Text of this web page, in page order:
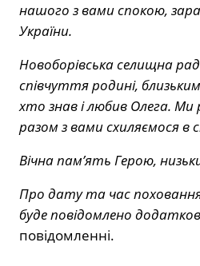
нашого з вами спокою,
України.
Новоборівська селищна
співчуття родині,
хто знав і любив Олега. Ми
разом з вами схиляємося в
Вічна пам’ять Герою,
Про дату та час
буде повідомлено
повідомленні.